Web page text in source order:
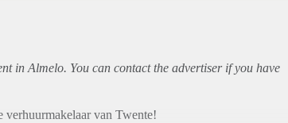
in Almelo. You can contact the advertiser if you have
van Twente!